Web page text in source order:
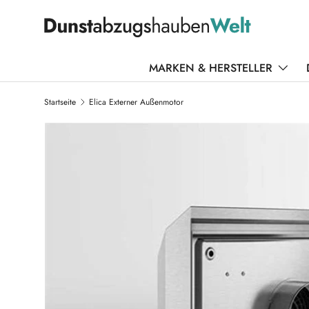
DIREKT ZUM INHALT
MARKEN & HERSTELLER
Startseite Elica Externer Außenmotor